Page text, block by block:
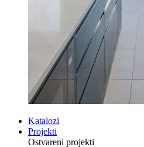
Katalozi
Projekti
Ostvareni projekti